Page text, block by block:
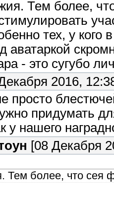
Тем более,
тех, у кого
аватаркой
- это сугубо
2016,
просто
придумать
у нашего
[08 Декабря
Тем более, что